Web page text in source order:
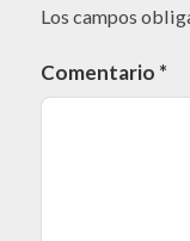
Los campos
Comentario *